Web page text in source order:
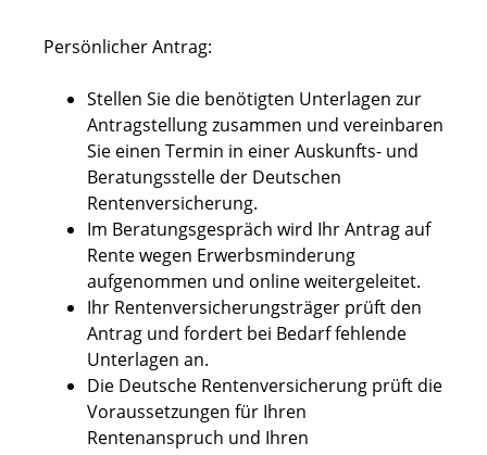
Persönlicher Antrag:
Stellen Sie die benötigten Unterlagen zur
Antragstellung zusammen und vereinbaren
Sie einen Termin in einer Auskunfts- und
Beratungsstelle der Deutschen
Rentenversicherung.
Im Beratungsgespräch wird Ihr Antrag auf
Rente wegen Erwerbsminderung
aufgenommen und online weitergeleitet.
Ihr Rentenversicherungsträger prüft den
Antrag und fordert bei Bedarf fehlende
Unterlagen an.
Die Deutsche Rentenversicherung prüft die
Voraussetzungen für Ihren
Rentenanspruch und Ihren